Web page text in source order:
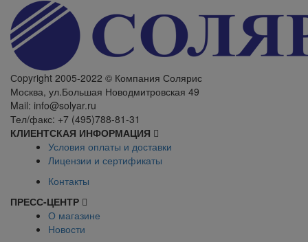
Сopyright 2005-2022 © Компания Солярис
Москва, ул.Большая Новодмитровская 49
Mail: info@solyar.ru
Тел/факс: +7 (495)788-81-31
КЛИЕНТСКАЯ ИНФОРМАЦИЯ
Условия оплаты и доставки
Лицензии и сертификаты
Контакты
ПРЕСС-ЦЕНТР
О магазине
Новости